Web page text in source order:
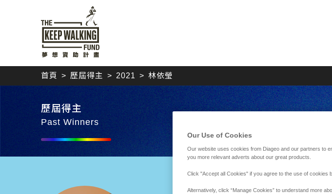
首頁 歷屆得主 2021 林依瑩
歷屆得主
Past Winners
Our Use of Cookies
Our website uses cookies from Diageo and our partners to
you more relevant adverts about our great products.
Click "Accept all Cookies" if you agree to the use of cookies
Alternatively, click “Manage Cookies” to understand more